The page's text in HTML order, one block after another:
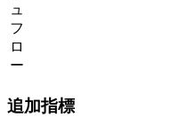
ュ
フ
ロ
ー
追加指標